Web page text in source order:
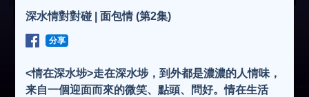
深水情對對碰 | 面包情 (第2集)
分享
<情在深水埗>走在深水埗，到外都是濃濃的人情味，
来自一個迎面而來的微笑、點頭、問好。情在生活